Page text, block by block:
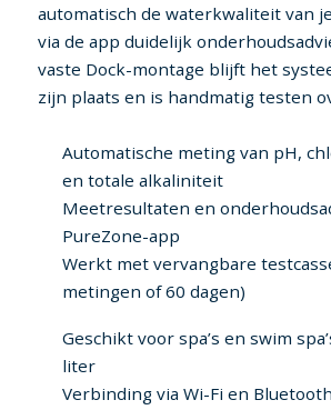
automatisch de waterkwaliteit van
via de app duidelijk
vaste Dock-montage blijft het
zijn plaats en is handmatig testen
Automatische meting van pH,
en totale alkaliniteit
Meetresultaten en
PureZone-app
Werkt met vervangbare
metingen of 60 dagen)
Geschikt voor spa’s en swim
liter
Verbinding via Wi-Fi en Bluetooth